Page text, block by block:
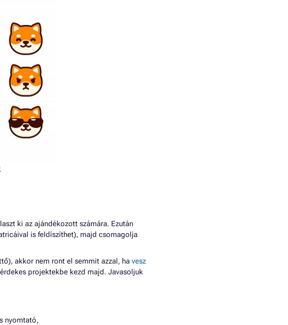
ki az ajándékozott számára. Ezután
is feldíszíthet), majd csomagolja
akkor nem ront el semmit azzal, ha vesz
projektekbe kezd majd. Javasoljuk
nyomtató,